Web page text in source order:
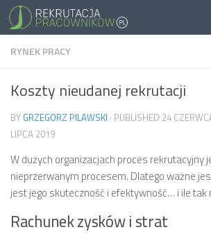
RYNEK PRACY
Koszty nieudanej rekrutacji
BY GRZEGORZ PILAWSKI · PUBLISHED 24
LIPCA 2019
W dużych organizacjach proces rekrutacyjny
nieprzerwanym procesem. Dlatego ważne
jest jego skuteczność i efektywność… i ile
Rachunek zysków i strat